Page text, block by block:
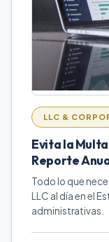
LLC &
Evita la
Reporte
Todo lo que
LLC al día en el
administrativas.